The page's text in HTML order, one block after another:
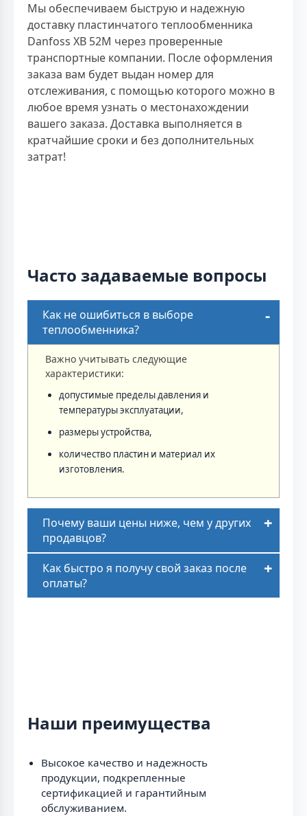
Мы обеспечиваем быструю и надежную
доставку пластинчатого теплообменника
Danfoss XB 52M через проверенные
транспортные компании. После оформления
заказа вам будет выдан номер для
отслеживания, с помощью которого можно в
любое время узнать о местонахождении
вашего заказа. Доставка выполняется в
кратчайшие сроки и без дополнительных
затрат!
Часто задаваемые вопросы
Как не ошибиться в выборе
теплообменника?
Важно учитывать следующие
характеристики:
допустимые пределы давления и
температуры эксплуатации,
размеры устройства,
количество пластин и материал их
изготовления.
Почему ваши цены ниже, чем у других
продавцов?
Как быстро я получу свой заказ после
оплаты?
Наши преимущества
Высокое качество и надежность
продукции, подкрепленные
сертификацией и гарантийным
обслуживанием.